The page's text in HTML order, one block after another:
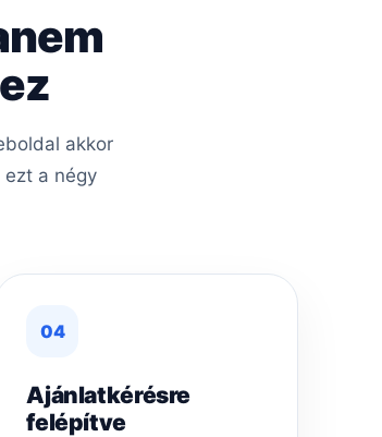
akkor
ezt a négy
04
Ajánlatkérésre
felépítve